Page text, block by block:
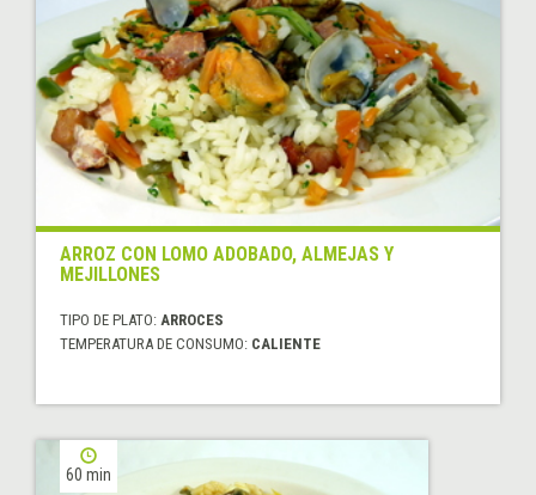
ARROZ CON LOMO ADOBADO, ALMEJAS Y
MEJILLONES
TIPO DE PLATO: ARROCES
TEMPERATURA DE CONSUMO: CALIENTE
60 min